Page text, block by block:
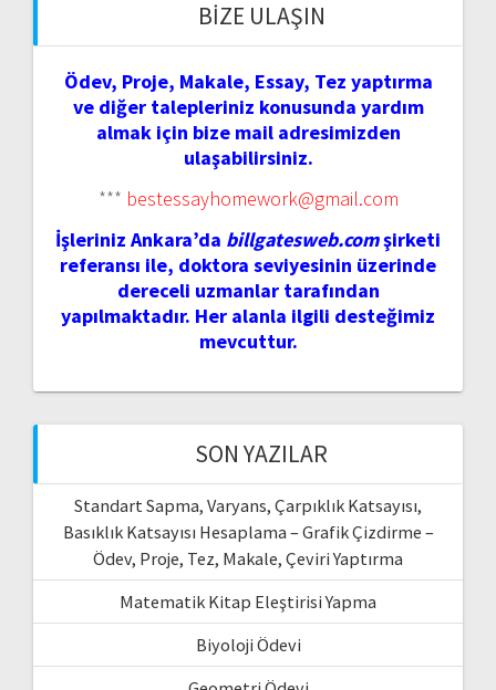
BIZE ULAŞIN
Ödev, Proje, Makale, Essay, Tez yaptırma
ve diğer talepleriniz konusunda yardım
almak için bize mail adresimizden
ulaşabilirsiniz.
*** bestessayhomework@gmail.com
İşleriniz Ankara’da billgatesweb.comşirketi
referansı ile, doktora seviyesinin üzerinde
dereceli uzmanlar tarafından
yapılmaktadır. Her alanla ilgili desteğimiz
mevcuttur.
SON YAZILAR
Standart Sapma, Varyans, Çarpıklık Katsayısı,
Basıklık Katsayısı Hesaplama – Grafik Çizdirme –
Ödev, Proje, Tez, Makale, Çeviri Yaptırma
Matematik Kitap Eleştirisi Yapma
Biyoloji Ödevi